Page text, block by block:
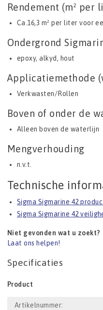
Rendement (m² per
Ca.16,3 m² per liter voor
Ondergrond
epoxy, alkyd, hout
Applicatiemethode
Verkwasten/Rollen
Boven of onder de
Alleen boven de waterlijn
Mengverhouding
n.v.t.
Technische
Sigma Sigmarine 42
Sigma Sigmarine 42
Niet gevonden wat u zoekt?
Laat ons helpen!
Specificaties
Product
Artikelnummer: